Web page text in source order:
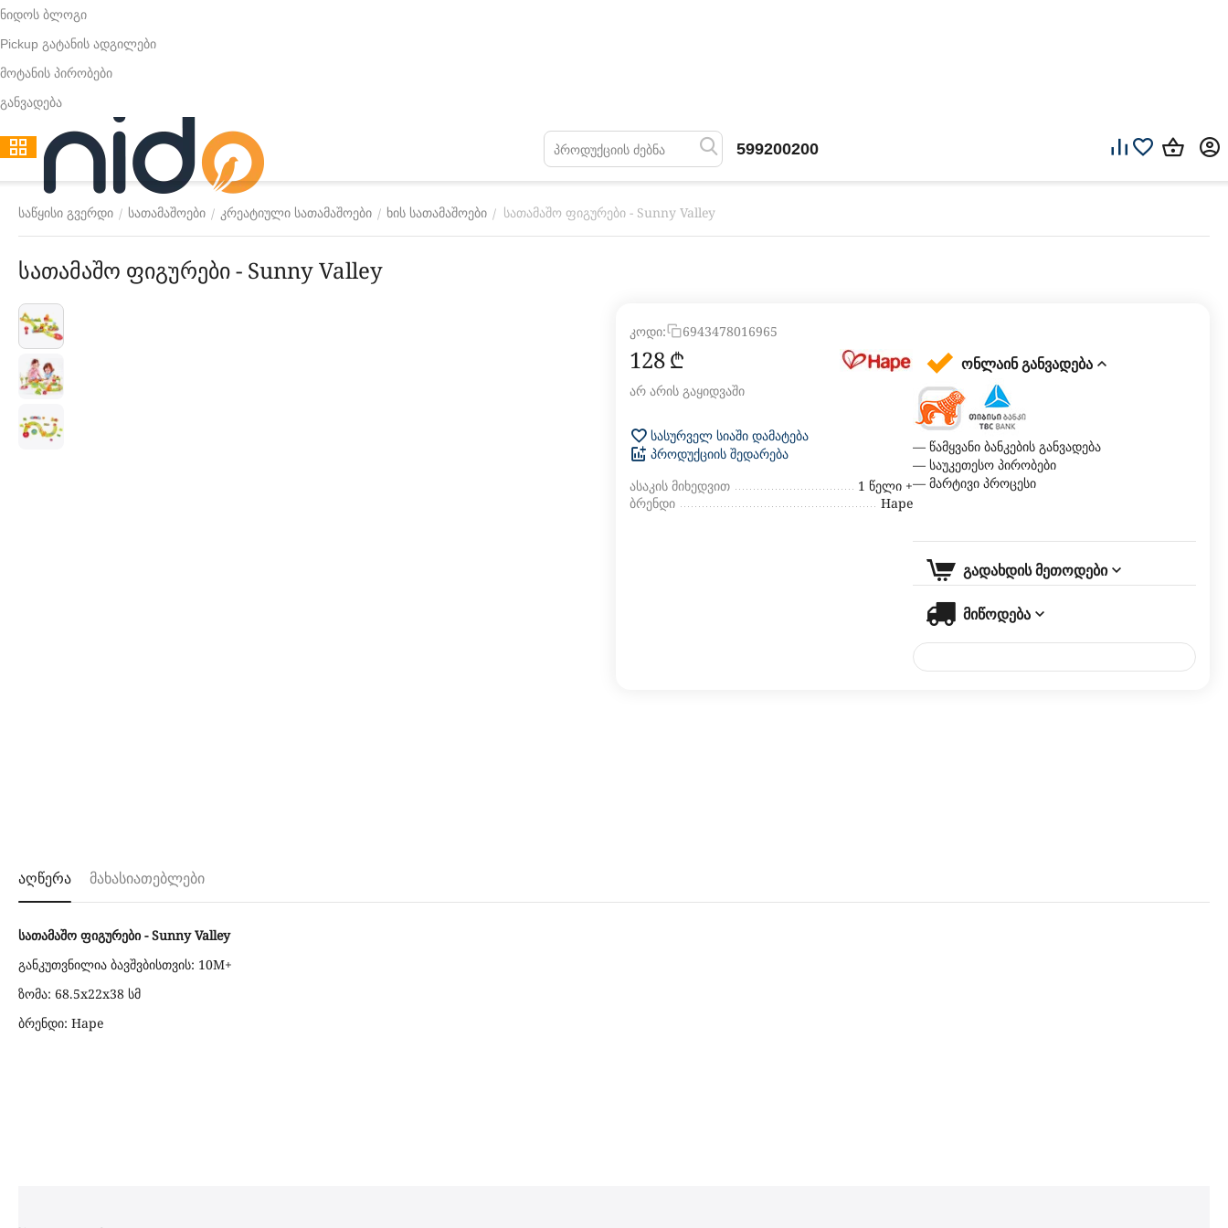
ნიდოს ბლოგი
Pickup გატანის ადგილები
მოტანის პირობები
განვადება
599200200
საწყისი გვერდი / სათამაშოები / კრეატიული სათამაშოები / ხის სათამაშოები / სათამაშო ფიგურები - Sunny Valley
სათამაშო ფიგურები - Sunny Valley
კოდი: 6943478016965
‍128‍₾
არ არის გაყიდვაში
სასურველ სიაში დამატება
პროდუქციის შედარება
ასაკის მიხედვით
1 წელი +
ბრენდი
Hape
ონლაინ განვადება
— წამყვანი ბანკების განვადება
— საუკეთესო პირობები
— მარტივი პროცესი
გადახდის მეთოდები
მიწოდება
აღწერა მახასიათებლები
სათამაშო ფიგურები - Sunny Valley
განკუთვნილია ბავშვბისთვის: 10M+
ზომა: 68.5x22x38 სმ
ბრენდი: Hape